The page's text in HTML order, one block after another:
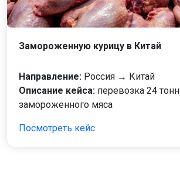
Замороженную курицу в Китай
Направление: Россия → Китай
Описание кейса: перевозка 24 тонн
замороженного мяса
Посмотреть кейс